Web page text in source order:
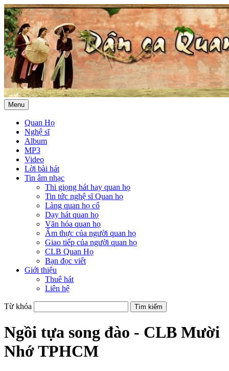
Menu
Quan Họ
Nghệ sĩ
Album
MP3
Video
Lời bài hát
Tin âm nhạc
Thi giọng hát hay quan họ
Tin tức nghệ sĩ Quan họ
Làng quan họ cổ
Dạy hát quan họ
Văn hóa quan họ
Ẩm thực của người quan họ
Giao tiếp của người quan họ
CLB Quan Họ
Bạn đọc viết
Giới thiệu
Thuê hát
Liên hệ
Từ khóa
Ngồi tựa song đào - CLB Mười
Nhớ TPHCM